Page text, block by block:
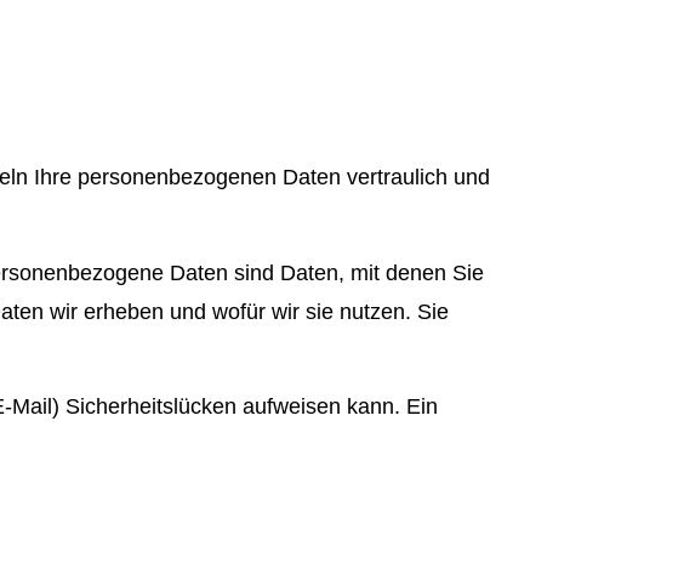
Ihre personenbezogenen Daten vertraulich und
Daten sind Daten, mit denen Sie
wir erheben und wofür wir sie nutzen. Sie
Sicherheitslücken aufweisen kann. Ein